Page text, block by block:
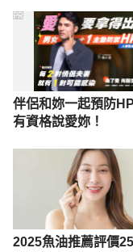
April 12, 2022
8. 出生生育登記
https://
Accessed April
9. 產婦生育補助
伴侶和妳一起預防
有資格說愛妳！
PR
2025魚油推薦評價